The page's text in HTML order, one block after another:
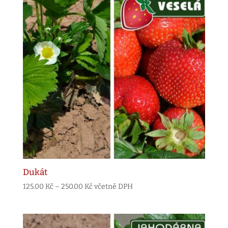
Dukát
125.00 Kč – 250.00 KčRozpětí
až
včetně DPH